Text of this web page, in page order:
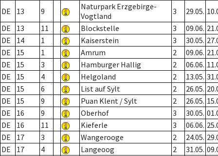
DE 13 9
Naturpark Erzgebirge-
Vogtland
3 29.05.
DE
13 11 Blockstelle 3 09.06.
DE
14 1 Kaiserstein 3 30.05.
DE
15 1 Amrum 2 09.06.
DE
15 3 Hamburger Hallig 2 06.06.
DE
15 4 Helgoland 2 13.05.
DE
15 6 List auf Sylt 2 26.05.
DE
15 9 Puan Klent / Sylt 2 26.05.
DE
16 9 Oberhof 3 30.05.
DE
16 11 Kieferle 3 06.06.
DE
17 3 Wangerooge 2 24.05.
DE
17 4 Langeoog 2 31.05.